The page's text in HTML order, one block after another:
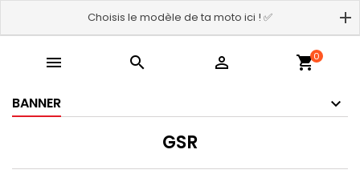
Choisis le modèle de ta moto ici ! ✅
   shopping_cart0
BANNER
GSR